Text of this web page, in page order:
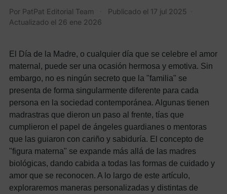
Por PatPat Editorial Team Publicado el 17 jul 2025
Actualizado el 26 ene 2026
El Día de la Madre, o cualquier día que se celebre el amor
maternal, puede ser una ocasión hermosa y emotiva. Sin
embargo, no es ningún secreto que la "familia" se
presenta de forma singularmente diferente para cada
persona en la sociedad contemporánea. Algunas tienen
madrastras que dieron un paso al frente, tías que
cumplieron el papel de ángeles guardianes o mentoras
que las guiaron con cariño y sabiduría. El concepto de
"figura materna" se expande más allá de las madres
biológicas, dando cabida a todas las formas de cuidado y
amor que se reconocen. A lo largo de este artículo,
exploraremos maneras personalizadas y distintas de